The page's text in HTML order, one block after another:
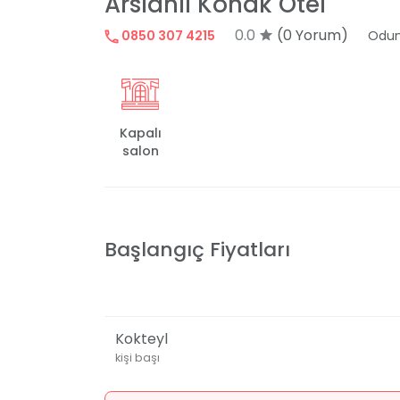
0850 307 4215 0.0 (0 Yorum)
Kapalı
salon
Başlangıç Fiyatları
Kokteyl
kişi başı